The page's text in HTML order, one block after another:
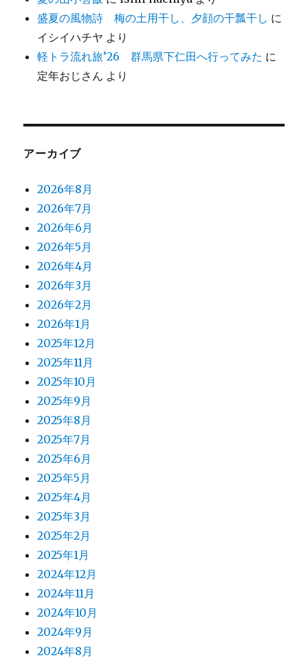
盛夏の風物詩 梅の土用干し、夕顔の干瓢干し に
イシイハチヤ より
軽トラ流れ旅’26 群馬県下仁田へ行ってみた に
定年おじさん より
アーカイブ
2026年8月
2026年7月
2026年6月
2026年5月
2026年4月
2026年3月
2026年2月
2026年1月
2025年12月
2025年11月
2025年10月
2025年9月
2025年8月
2025年7月
2025年6月
2025年5月
2025年4月
2025年3月
2025年2月
2025年1月
2024年12月
2024年11月
2024年10月
2024年9月
2024年8月